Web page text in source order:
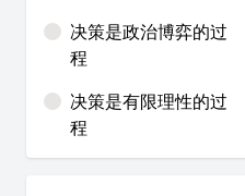
决策是政治博弈的过
程
决策是有限理性的过
程